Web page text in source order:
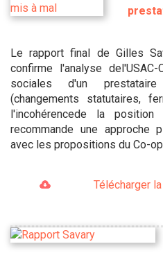
Le rapport final de Gilles
confirme l'analyse
sociales d'un
(changements statutaires,
l'incohérencede la
recommande une approche
avec les propositions du Co-
Télécharger